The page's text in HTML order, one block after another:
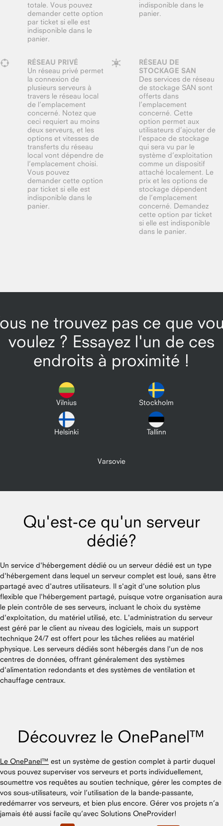
totale. Vous pouvez
demander cette option
par ticket si elle est
indisponible dans le
panier.
indisponible dans le
panier.
RÉSEAU PRIVÉ
Un réseau privé permet
la connexion de
plusieurs serveurs à
travers le réseau local
de l’emplacement
concerné. Notez que
ceci requiert au moins
deux serveurs, et les
options et vitesses de
transferts du réseau
local vont dépendre de
l’emplacement choisi.
Vous pouvez
demander cette option
par ticket si elle est
indisponible dans le
panier.
RÉSEAU DE
STOCKAGE SAN
Des services de réseau
de stockage SAN sont
offerts dans
l’emplacement
concerné. Cette
option permet aux
utilisateurs d’ajouter de
l’espace de stockage
qui sera vu par le
système d’exploitation
comme un dispositif
attaché localement. Le
prix et les options de
stockage dépendent
de l’emplacement
concerné. Demandez
cette option par ticket
si elle est indisponible
dans le panier.
ne trouvez pas ce que
voulez ? Essayez l'un de ces
endroits à proximité !
Vilnius Stockholm
Helsinki Tallinn
Varsovie
Qu'est-ce qu'un serveur
dédié?
Un service d'hébergement dédié ou un serveur dédié est un type
d'hébergement dans lequel un serveur complet est loué, sans être
partagé avec d'autres utilisateurs. Il s'agit d'une solution plus
flexible que l'hébergement partagé, puisque votre organisation aura
le plein contrôle de ses serveurs, incluant le choix du système
d'exploitation, du matériel utilisé, etc. L'administration du serveur
est géré par le client au niveau des logiciels, mais un support
technique 24/7 est offert pour les tâches reliées au matériel
physique. Les serveurs dédiés sont hébergés dans l'un de nos
centres de données, offrant généralement des systèmes
d'alimentation redondants et des systèmes de ventilation et
chauffage centraux.
Découvrez le OnePanel™
Le OnePanel™ est un système de gestion complet à partir duquel
vous pouvez superviser vos serveurs et ports individuellement,
soumettre vos requêtes au soutien technique, gérer les comptes de
vos sous-utilisateurs, voir l’utilisation de la bande-passante,
redémarrer vos serveurs, et bien plus encore. Gérer vos projets n’a
jamais été aussi facile qu’avec Solutions OneProvider!